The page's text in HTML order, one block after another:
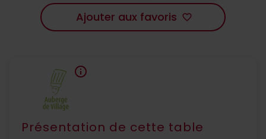
Ajouter aux favoris favorite_border
Présentation de cette table
info